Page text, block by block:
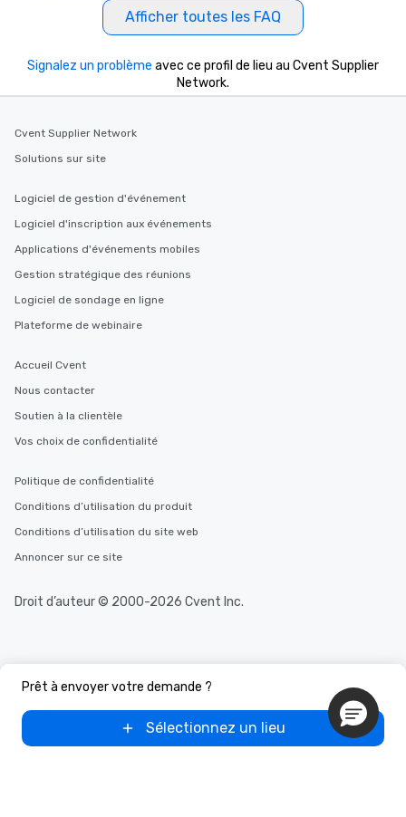
Afficher toutes les FAQ
Prêt à envoyer votre demande ?
Sélectionnez un lieu
Signalez un problème avec ce profil de lieu au Cvent Supplier
Network.
Cvent Supplier Network
Solutions sur site
Logiciel de gestion d'événement
Logiciel d'inscription aux événements
Applications d'événements mobiles
Gestion stratégique des réunions
Logiciel de sondage en ligne
Plateforme de webinaire
Accueil Cvent
Nous contacter
Soutien à la clientèle
Vos choix de confidentialité
Politique de confidentialité
Conditions d’utilisation du produit
Conditions d’utilisation du site web
Annoncer sur ce site
Droit d’auteur © 2000-2026 Cvent Inc.